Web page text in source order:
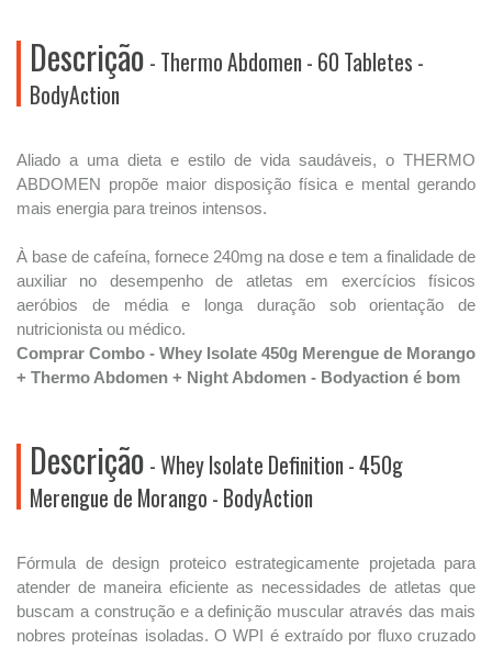
Descrição - Thermo Abdomen - 60 Tabletes -
BodyAction
Aliado a uma dieta e estilo de vida saudáveis, o THERMO
ABDOMEN propõe maior disposição física e mental gerando
mais energia para treinos intensos.
À base de cafeína, fornece 240mg na dose e tem a finalidade de
auxiliar no desempenho de atletas em exercícios físicos
aeróbios de média e longa duração sob orientação de
nutricionista ou médico.
Comprar Combo - Whey Isolate 450g Merengue de Morango
+ Thermo Abdomen + Night Abdomen - Bodyaction é bom
Descrição - Whey Isolate Definition - 450g
Merengue de Morango - BodyAction
Fórmula de design proteico estrategicamente projetada para
atender de maneira eficiente as necessidades de atletas que
buscam a construção e a definição muscular através das mais
nobres proteínas isoladas. O WPI é extraído por fluxo cruzado